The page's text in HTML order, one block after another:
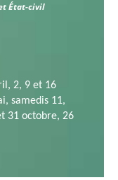
État-civil
2, 9 et 16
samedis 11,
31 octobre, 26